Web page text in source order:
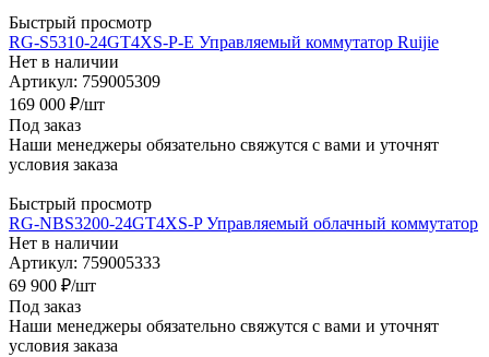
Быстрый просмотр
RG-S5310-24GT4XS-P-E Управляемый коммутатор Ruijie
Нет в наличии
Артикул: 759005309
169 000 ₽/шт
Под заказ
Наши менеджеры обязательно свяжутся с вами и уточнят
условия заказа
Быстрый просмотр
RG-NBS3200-24GT4XS-P Управляемый облачный коммутатор
Нет в наличии
Артикул: 759005333
69 900 ₽/шт
Под заказ
Наши менеджеры обязательно свяжутся с вами и уточнят
условия заказа